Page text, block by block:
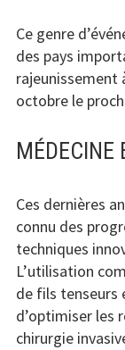
Ce genre
des pays
rajeunissement
octobre le
MÉDECINE
Ces dernières
connu des
techniques
L’utilisation
de fils tenseurs
d’optimiser les
chirurgie